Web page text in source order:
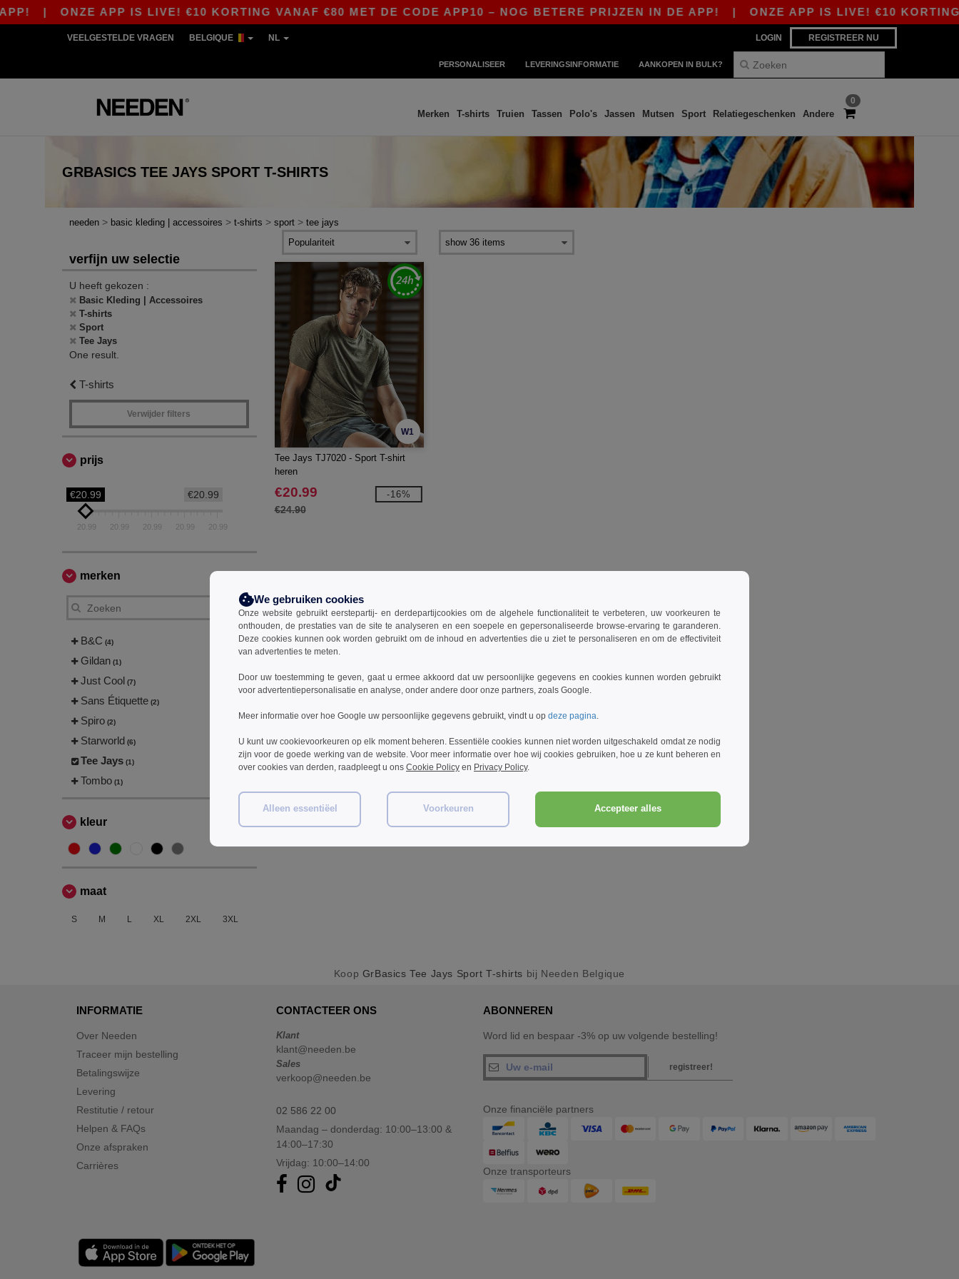
| ONZE APP IS LIVE! €10 KORTING VANAF €80 MET DE CODE APP10 – NOG BETERE PRIJZEN IN DE APP!| ONZE APP IS LIVE! €10 KORTING
LOGIN REGISTREER NU
VEELGESTELDE VRAGEN BELGIQUE NL
PERSONALISEER LEVERINGSINFORMATIE AANKOPEN IN BULK?
0
Merken T-shirts Truien Tassen Polo's Jassen Mutsen Sport Relatiegeschenken Andere
GRBASICS TEE JAYS SPORT T-SHIRTS
needen > basic kleding | accessoires > t-shirts > sport > tee jays
verfijn uw selectie
U heeft gekozen :
Basic Kleding | Accessoires
T-shirts
Sport
Tee Jays
One result.
T-shirts
Verwijder filters
prijs
€20.99
€20.99
20.99 20.99 20.99 20.99 20.99
merken
B&C (4)
Gildan (1)
Just Cool (7)
Sans Étiquette (2)
Spiro (2)
Starworld (6)
Tee Jays (1)
Tombo (1)
kleur
maat
S M L XL 2XL 3XL
W1
Tee Jays TJ7020 - Sport T-shirt
heren
€20.99
€24.90
-16%
Koop GrBasics Tee Jays Sport T-shirts bij Needen Belgique
INFORMATIE
Over Needen
Traceer mijn bestelling
Betalingswijze
Levering
Restitutie / retour
Helpen & FAQs
Onze afspraken
Carrières
CONTACTEER ONS
Klant
klant@needen.be
Sales
verkoop@needen.be
02 586 22 00
Maandag – donderdag: 10:00–13:00 &
14:00–17:30
Vrijdag: 10:00–14:00
ABONNEREN
Word lid en bespaar -3% op uw volgende bestelling!
registreer!
Onze financiële partners
Onze transporteurs
We gebruiken cookies
Onze website gebruikt eerstepartij- en derdepartijcookies om de algehele functionaliteit te verbeteren, uw voorkeuren te
onthouden, de prestaties van de site te analyseren en een soepele en gepersonaliseerde browse-ervaring te garanderen.
Deze cookies kunnen ook worden gebruikt om de inhoud en advertenties die u ziet te personaliseren en om de effectiviteit
van advertenties te meten.
Door uw toestemming te geven, gaat u ermee akkoord dat uw persoonlijke gegevens en cookies kunnen worden gebruikt
voor advertentiepersonalisatie en analyse, onder andere door onze partners, zoals Google.
Meer informatie over hoe Google uw persoonlijke gegevens gebruikt, vindt u op deze pagina
U kunt uw cookievoorkeuren op elk moment beheren. Essentiële cookies kunnen niet worden uitgeschakeld omdat ze nodig
zijn voor de goede werking van de website. Voor meer informatie over hoe wij cookies gebruiken, hoe u ze kunt beheren en
over cookies van derden, raadpleegt u ons Cookie Policy en Privacy Policy.
Alleen essentiëel Voorkeuren Accepteer alles